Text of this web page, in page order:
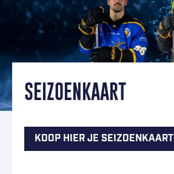
SEIZOENKAART
KOOP HIER JE SEIZOENKAART